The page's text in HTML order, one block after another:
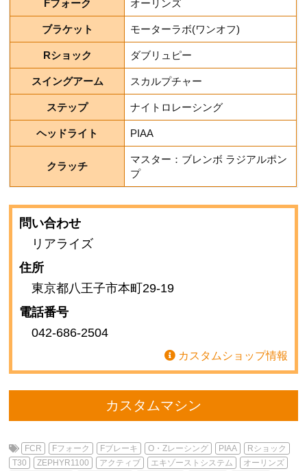
Fフォーク オーリンズ
ブラケット モーターラボ(ワンオフ)
Rショック ダブリュピー
スイングアーム スカルプチャー
ステップ ナイトロレーシング
ヘッドライト PIAA
クラッチ
マスター：ブレンボ ラジアルポン
プ
問い合わせ
リアライズ
住所
東京都八王子市本町29-19
電話番号
042-686-2504
カスタムショップ情報
カスタムマシン
FCR Fフォーク Fブレーキ O・Zレーシング PIAA
Rショック
T30
ZEPHYR1100 アクティブ エキゾーストシステム
オーリンズ